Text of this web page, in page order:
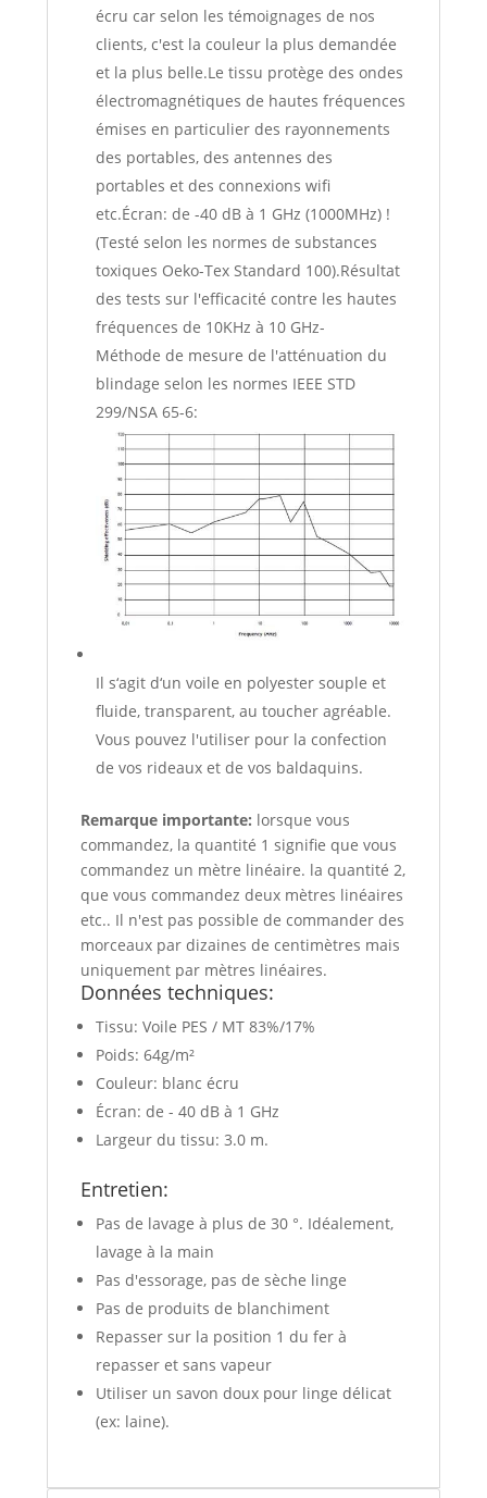
écru car selon les témoignages de nos
clients, c'est la couleur la plus demandée
et la plus belle.Le tissu protège des ondes
électromagnétiques de hautes fréquences
émises en particulier des rayonnements
des portables, des antennes des
portables et des connexions wifi
etc.Écran: de -40 dB à 1 GHz (1000MHz) !
(Testé selon les normes de substances
toxiques Oeko-Tex Standard 100).Résultat
des tests sur l'efficacité contre les hautes
fréquences de 10KHz à 10 GHz-
Méthode de mesure de l'atténuation du
blindage selon les normes IEEE STD
299/NSA 65-6:
Il s‘agit d‘un voile en polyester souple et
fluide, transparent, au toucher agréable.
Vous pouvez l'utiliser pour la confection
de vos rideaux et de vos baldaquins.
Remarque importante: lorsque vous
commandez, la quantité 1 signifie que vous
commandez un mètre linéaire. la quantité 2,
que vous commandez deux mètres linéaires
etc.. Il n'est pas possible de commander des
morceaux par dizaines de centimètres mais
uniquement par mètres linéaires.
Données techniques:
Tissu: Voile PES / MT 83%/17%
Poids: 64g/m²
Couleur: blanc écru
Écran: de - 40 dB à 1 GHz
Largeur du tissu: 3.0 m.
Entretien:
Pas de lavage à plus de 30 °. Idéalement,
lavage à la main
Pas d'essorage, pas de sèche linge
Pas de produits de blanchiment
Repasser sur la position 1 du fer à
repasser et sans vapeur
Utiliser un savon doux pour linge délicat
(ex: laine).